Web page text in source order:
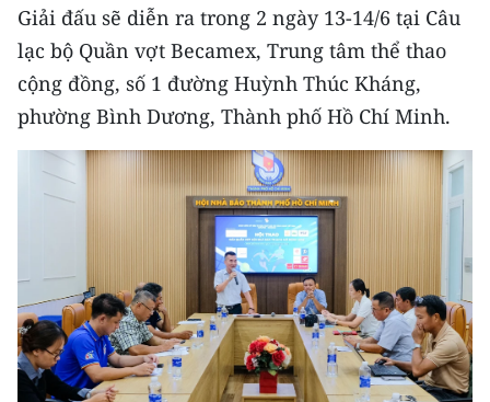
CHƯƠNG TRÌNH OCOP - MỖI XÃ
MỘT SẢN PHẨM
MEDIA CENTER
Video
Media Chính trị
Media Kinh tế
Giải đấu sẽ diễn ra trong 2 ngày 13-14/6 tại Câu
lạc bộ Quần vợt Becamex, Trung tâm thể thao
cộng đồng, số 1 đường Huỳnh Thúc Kháng,
phường Bình Dương, Thành phố Hồ Chí Minh.